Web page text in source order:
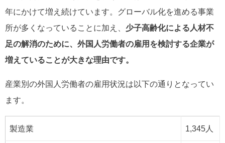
年にかけて増え続けています。グローバル化を進める事業
所が多くなっていることに加え、 少子高齢化による人材不
足の解消のために、外国人労働者の雇用を検討する企業が
増えていることが大きな理由です。
産業別の外国人労働者の雇用状況は以下の通りとなってい
ます。
製造業 1,345人